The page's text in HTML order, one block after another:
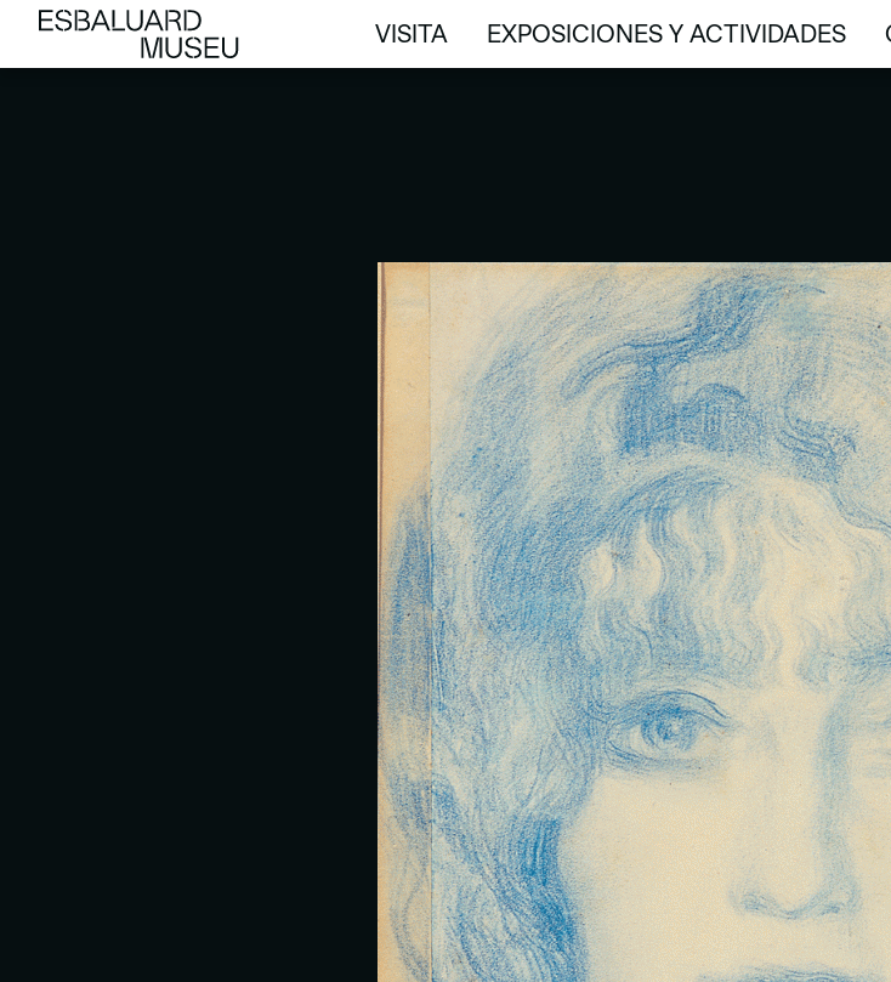
VISITA
VISITA
EXPOSICIONES Y ACTIVIDADES
EXPOSICIONES Y ACTIVIDADES